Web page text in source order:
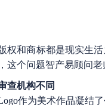
权和商标都是现实生
这个问题智产易顾问老
查机构不同
作为美术作品凝结